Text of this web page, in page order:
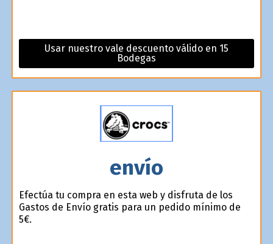
Usar nuestro vale descuento válido en 15
Bodegas
envío
Efectúa tu compra en esta web y disfruta de los
Gastos de Envío gratis para un pedido mínimo de
5€.